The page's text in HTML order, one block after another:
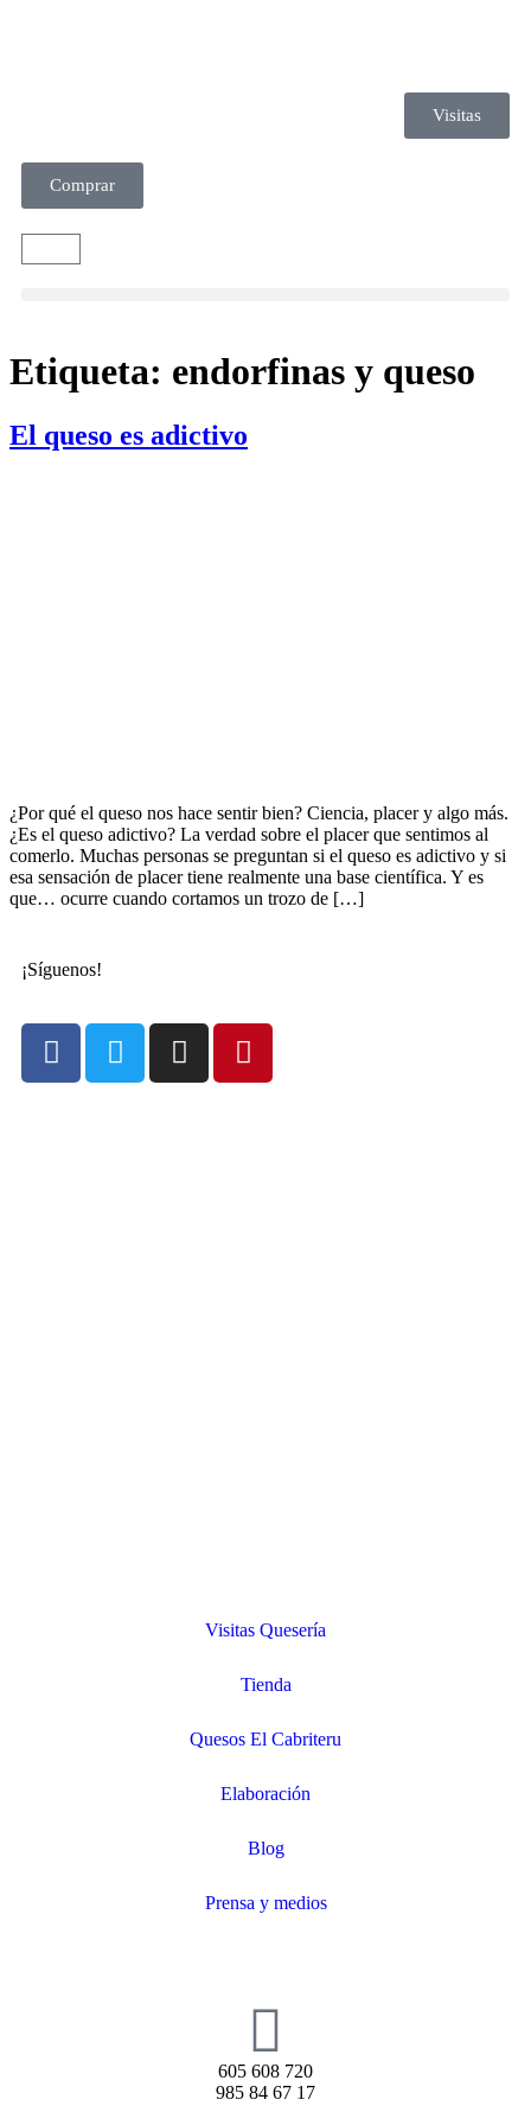
Visitas
Comprar
Etiqueta: endorfinas y queso
El queso es adictivo
¿Por qué el queso nos hace sentir bien? Ciencia, placer y algo más.
¿Es el queso adictivo? La verdad sobre el placer que sentimos al
comerlo. Muchas personas se preguntan si el queso es adictivo y si
esa sensación de placer tiene realmente una base científica. Y es
que… ocurre cuando cortamos un trozo de […]
¡Síguenos!
Visitas Quesería
Tienda
Quesos El Cabriteru
Elaboración
Blog
Prensa y medios
605 608 720
985 84 67 17